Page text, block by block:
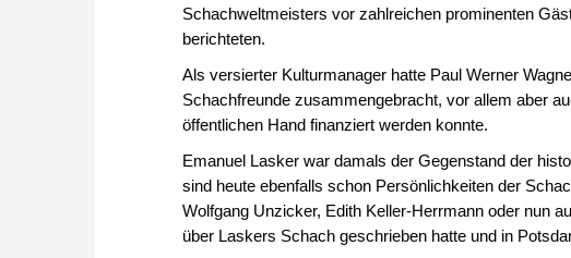
Schachweltmeisters vor zahlreichen prominenten
berichteten.
Als versierter Kulturmanager hatte Paul Werner
Schachfreunde zusammengebracht, vor allem aber
öffentlichen Hand finanziert werden konnte.
Emanuel Lasker war damals der Gegenstand der
sind heute ebenfalls schon Persönlichkeiten der
Wolfgang Unzicker, Edith Keller-Herrmann oder nun
über Laskers Schach geschrieben hatte und in